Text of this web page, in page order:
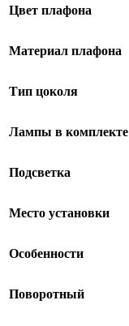
Цвет плафона
Материал плафона
Тип цоколя
Лампы в комплекте
Подсветка
Место установки
Особенности
Поворотный